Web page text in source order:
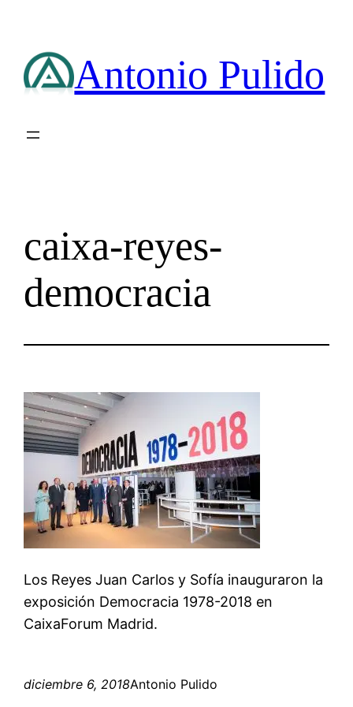
contenido Antonio Pulido
caixa-reyes-
democracia
Los Reyes Juan Carlos y Sofía inauguraron la
exposición Democracia 1978-2018 en
CaixaForum Madrid.
diciembre 6, 2018Antonio Pulido